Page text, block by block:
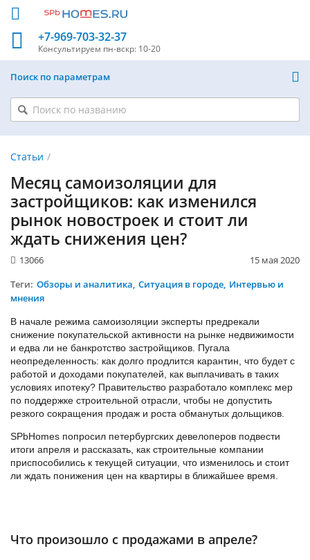
+7-969-703-32-37
Консультируем пн-вскр: 10-20
Поиск по параметрам
Статьи
Месяц самоизоляции для
застройщиков: как изменился
рынок новостроек и стоит ли
ждать снижения цен?
15 мая 2020
13066
Теги: Обзоры и аналитика Ситуация в городе Интервью и
мнения
В начале режима самоизоляции эксперты предрекали
снижение покупательской активности на рынке недвижимости
и едва ли не банкротство застройщиков. Пугала
неопределенность: как долго продлится карантин, что будет с
работой и доходами покупателей, как выплачивать в таких
условиях ипотеку? Правительство разработало комплекс мер
по поддержке строительной отрасли, чтобы не допустить
резкого сокращения продаж и роста обманутых дольщиков.
SPbHomes попросил петербургских девелоперов подвести
итоги апреля и рассказать, как строительные компании
приспособились к текущей ситуации, что изменилось и стоит
ли ждать понижения цен на квартиры в ближайшее время.
Что произошло с продажами в апреле?